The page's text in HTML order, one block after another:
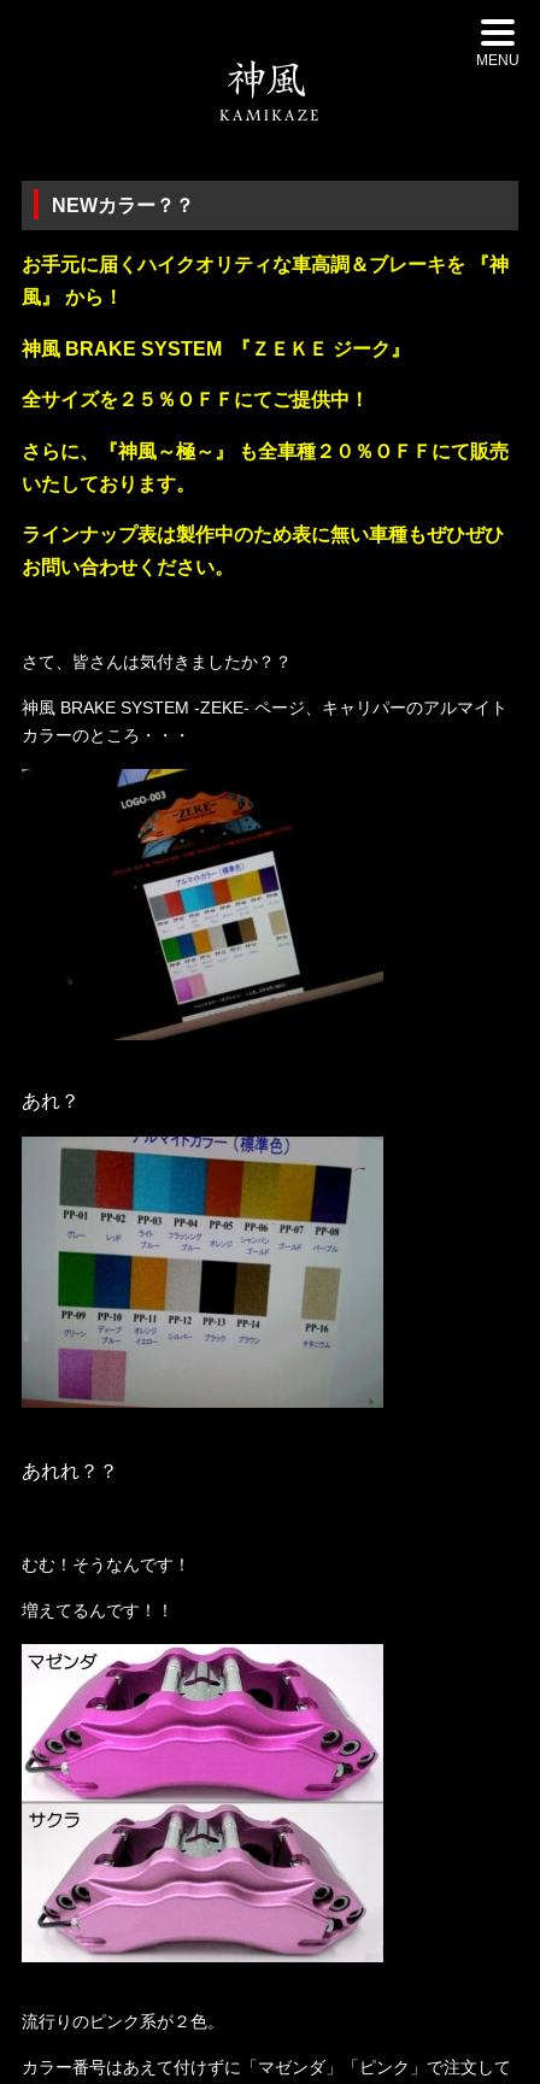
MENU
NEWカラー？？
お手元に届くハイクオリティな車高調＆ブレーキを 『神
風』 から！
神風 BRAKE SYSTEM 『ＺＥＫＥ ジーク』
全サイズを２５％ＯＦＦにてご提供中！
さらに、『神風～極～』 も全車種２０％ＯＦＦにて販売
いたしております。
ラインナップ表は製作中のため表に無い車種もぜひぜひ
お問い合わせください。
さて、皆さんは気付きましたか？？
神風 BRAKE SYSTEM -ZEKE- ページ、キャリパーのアルマイト
カラーのところ・・・
あれ？
あれれ？？
むむ！そうなんです！
増えてるんです！！
流行りのピンク系が２色。
カラー番号はあえて付けずに「マゼンダ」「ピンク」で注文して